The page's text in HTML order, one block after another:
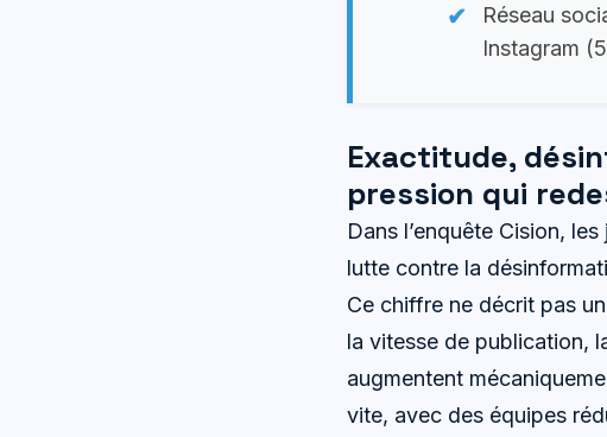
Réseau
Instagram
Exactitude,
pression qui
Dans l’enquête Cision,
lutte contre la
Ce chiffre ne décrit pas
la vitesse de publication,
augmentent
vite, avec des équipes